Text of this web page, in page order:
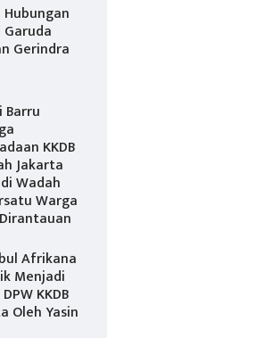
Hubungan
Gerindra
Barru
KKDB
Jakarta
Wadah
Warga
Afrikana
Menjadi
KKDB
Oleh Yasin